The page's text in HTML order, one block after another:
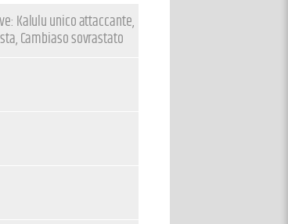
Kalulu unico attaccante,
Cambiaso sovrastato